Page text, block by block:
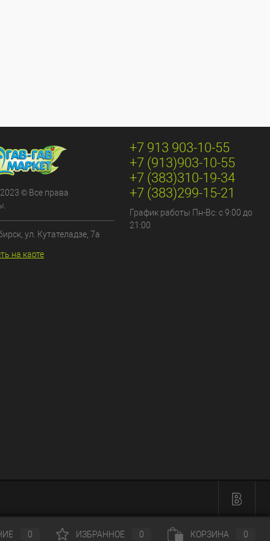
© Все права
ул. Кутателадзе, 7а
на карте
+7 913 903-10-55
+7 (913)903-10-55
+7 (383)310-19-34
+7 (383)299-15-21
График работы Пн-Вс: с 9:00 до
21:00
0 ИЗБРАННОЕ 0 КОРЗИНА 0